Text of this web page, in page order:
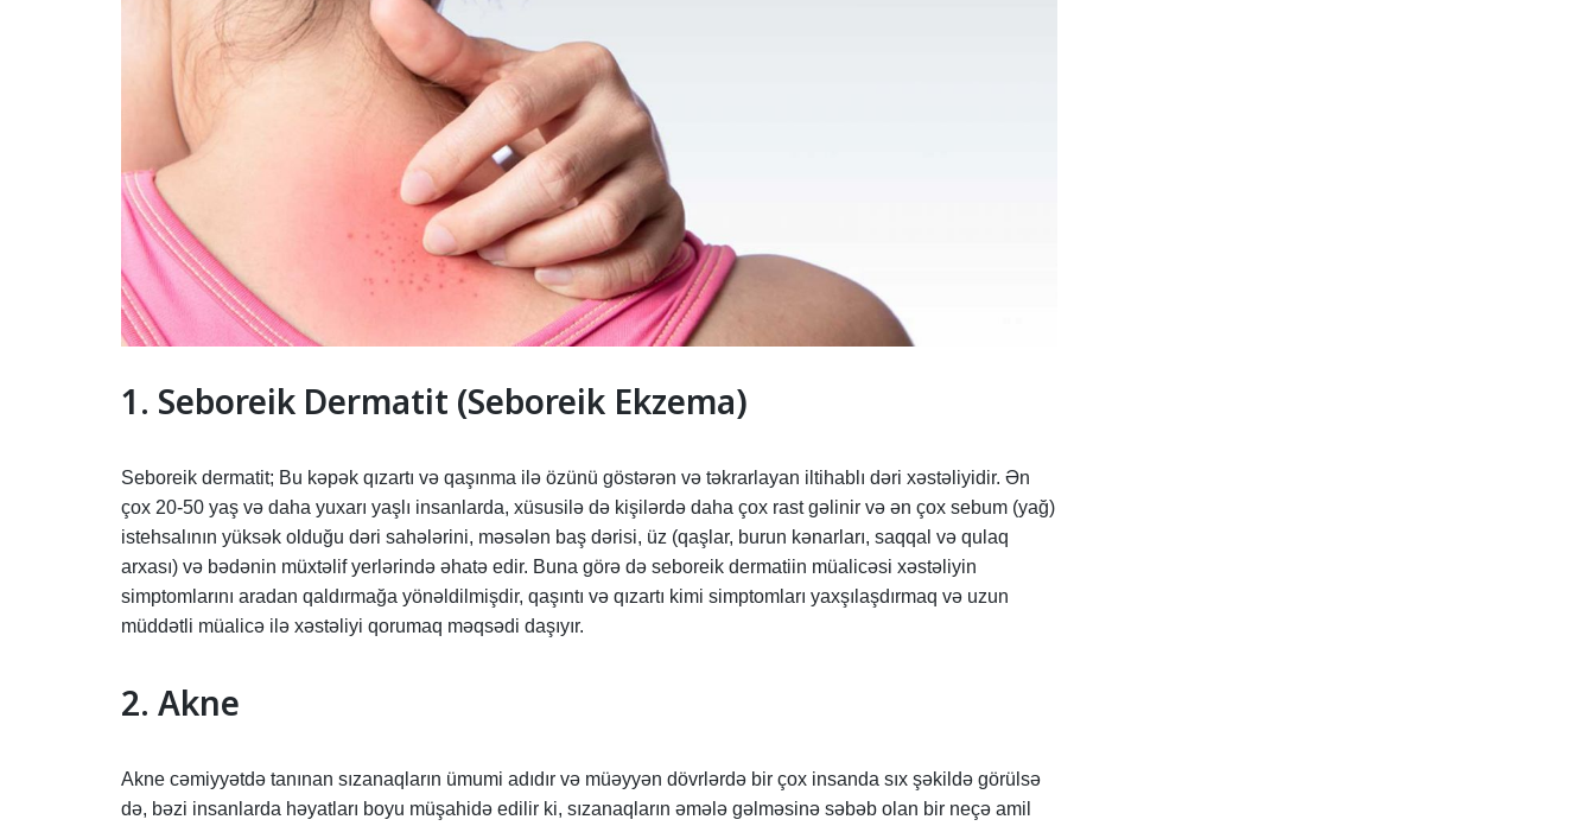
1. Seboreik Dermatit (Seboreik Ekzema)
Seboreik dermatit; Bu kəpək qızartı və qaşınma ilə özünü göstərən və təkrarlayan iltihablı dəri xəstəliyidir. Ən
çox 20-50 yaş və daha yuxarı yaşlı insanlarda, xüsusilə də kişilərdə daha çox rast gəlinir və ən çox sebum (yağ)
istehsalının yüksək olduğu dəri sahələrini, məsələn baş dərisi, üz (qaşlar, burun kənarları, saqqal və qulaq
arxası) və bədənin müxtəlif yerlərində əhatə edir. Buna görə də seboreik dermatiin müalicəsi xəstəliyin
simptomlarını aradan qaldırmağa yönəldilmişdir, qaşıntı və qızartı kimi simptomları yaxşılaşdırmaq və uzun
müddətli müalicə ilə xəstəliyi qorumaq məqsədi daşıyır.
2. Akne
Akne cəmiyyətdə tanınan sızanaqların ümumi adıdır və müəyyən dövrlərdə bir çox insanda sıx şəkildə görülsə
də, bəzi insanlarda həyatları boyu müşahidə edilir ki, sızanaqların əmələ gəlməsinə səbəb olan bir neçə amil